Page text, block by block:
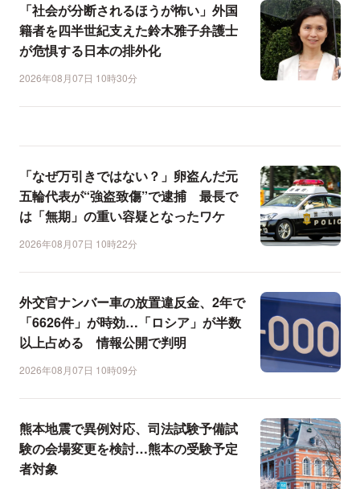
「社会が分断されるほうが怖い」外国
籍者を四半世紀支えた鈴木雅子弁護士
が危惧する日本の排外化
2026年08月07日 10時30分
「なぜ万引きではない？」卵盗んだ元
五輪代表が“強盗致傷”で逮捕 最長で
は「無期」の重い容疑となったワケ
2026年08月07日 10時22分
外交官ナンバー車の放置違反金、2年で
「6626件」が時効…「ロシア」が半数
以上占める 情報公開で判明
2026年08月07日 10時09分
熊本地震で異例対応、司法試験予備試
験の会場変更を検討…熊本の受験予定
者対象